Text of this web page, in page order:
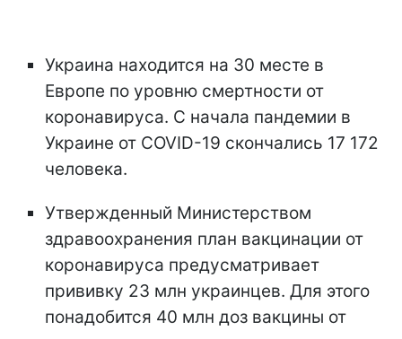
Украина находится на 30 месте в
Европе по уровню смертности от
коронавируса. С начала пандемии в
Украине от COVID-19 скончались 17 172
человека.
Утвержденный Министерством
здравоохранения план вакцинации от
коронавируса предусматривает
прививку 23 млн украинцев. Для этого
понадобится 40 млн доз вакцины от